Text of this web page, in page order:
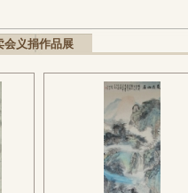
会义捐作品展